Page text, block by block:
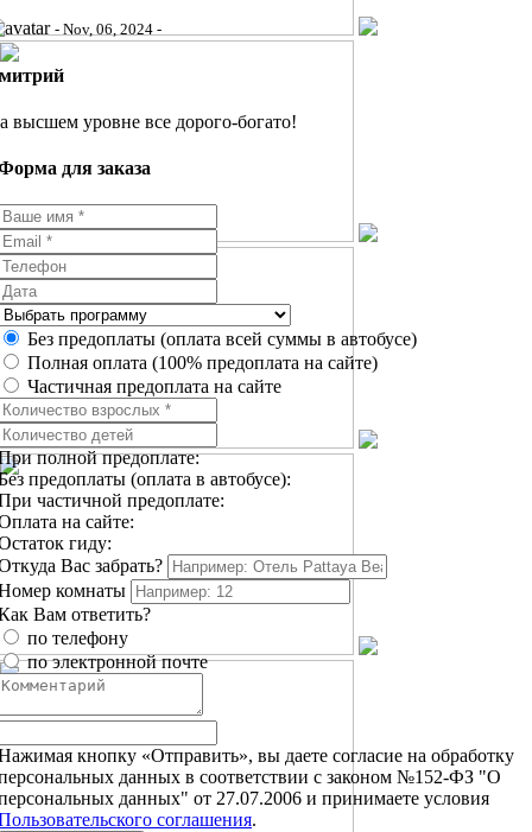
- Nov, 06, 2024 -
высшем уровне все дорого-богато!
для заказа
Без предоплаты (оплата всей суммы в автобусе)
Полная оплата (100% предоплата на сайте)
Частичная предоплата на сайте
полной предоплате:
предоплаты (оплата в автобусе):
частичной предоплате:
на сайте:
гиду:
Вас забрать?
комнаты
Вам ответить?
по телефону
по электронной почте
кнопку «Отправить», вы даете согласие на обработку
данных в соответствии с законом №152-ФЗ "О
данных" от 27.07.2006 и принимаете условия
соглашения.